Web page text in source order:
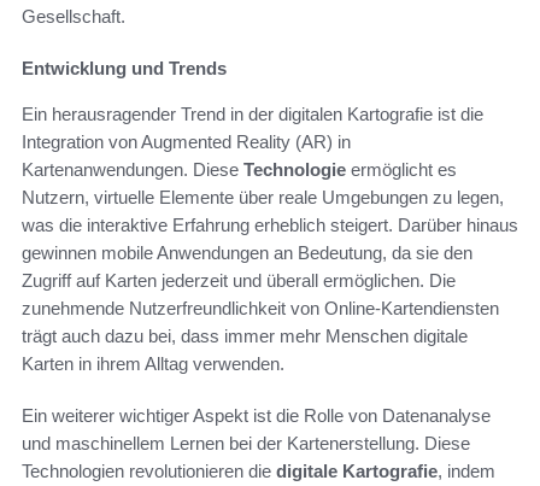
Gesellschaft.
Entwicklung und Trends
Ein herausragender Trend in der digitalen Kartografie ist die
Integration von Augmented Reality (AR) in
Kartenanwendungen. Diese Technologie ermöglicht es
Nutzern, virtuelle Elemente über reale Umgebungen zu legen,
was die interaktive Erfahrung erheblich steigert. Darüber hinaus
gewinnen mobile Anwendungen an Bedeutung, da sie den
Zugriff auf Karten jederzeit und überall ermöglichen. Die
zunehmende Nutzerfreundlichkeit von Online-Kartendiensten
trägt auch dazu bei, dass immer mehr Menschen digitale
Karten in ihrem Alltag verwenden.
Ein weiterer wichtiger Aspekt ist die Rolle von Datenanalyse
und maschinellem Lernen bei der Kartenerstellung. Diese
Technologien revolutionieren die digitale Kartografie, indem